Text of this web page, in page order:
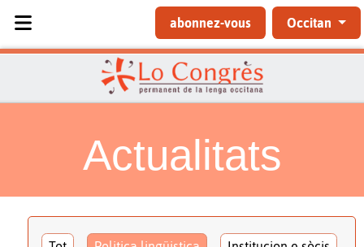
abonnez-vous Occitan
Actualitats